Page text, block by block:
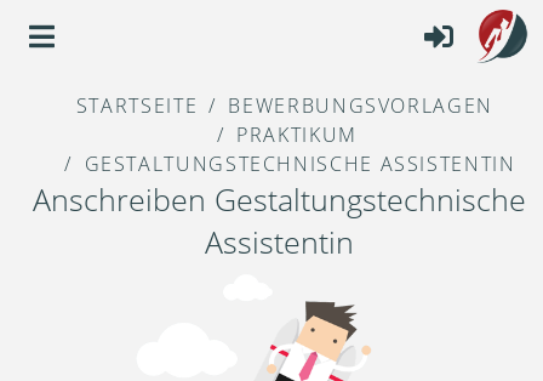
STARTSEITE
BEWERBUNGSVORLAGEN
PRAKTIKUM
GESTALTUNGSTECHNISCHE ASSISTENTIN
Anschreiben Gestaltungstechnische
Assistentin